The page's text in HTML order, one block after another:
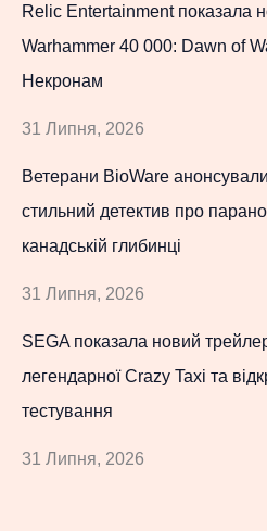
Relic Entertainment показала
Warhammer 40 000: Dawn of
Некронам
31 Липня, 2026
Ветерани BioWare
стильний детектив про
канадській глибинці
31 Липня, 2026
SEGA показала новий
легендарної Crazy Taxi та
тестування
31 Липня, 2026